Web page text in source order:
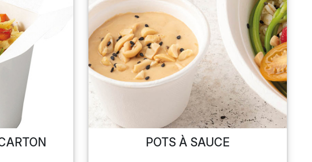
POTS À SAUCE